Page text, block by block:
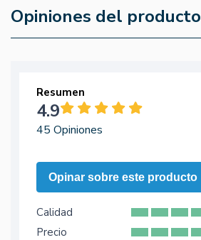
Opiniones del producto
Resumen
4.9
45 Opiniones
Opinar sobre este producto
Calidad
Precio